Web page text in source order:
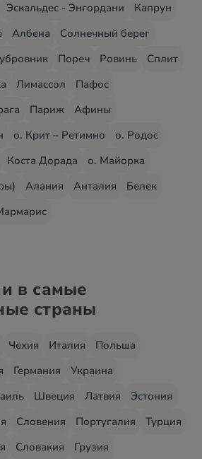
Эскальдес - Энгордани
Капрун
Албена
Солнечный берег
Пореч Ровинь
Сплит
Лимассол
Пафос
Париж
Афины
о. Крит – Ретимно
о. Родос
Коста Дорада
о. Майорка
Алания Анталия
Белек
в самые
страны
Чехия Италия
Польша
Германия
Украина
Швеция Латвия
Эстония
Словения Португалия
Турция
Словакия Грузия